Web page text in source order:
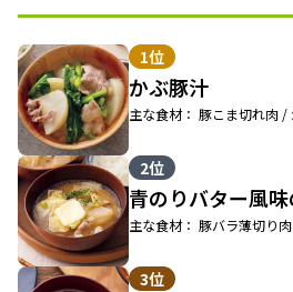
1位
かぶ豚汁
主な食材： 豚こま切れ肉 /
2位
青のりバター風
主な食材： 豚バラ薄切り
3位